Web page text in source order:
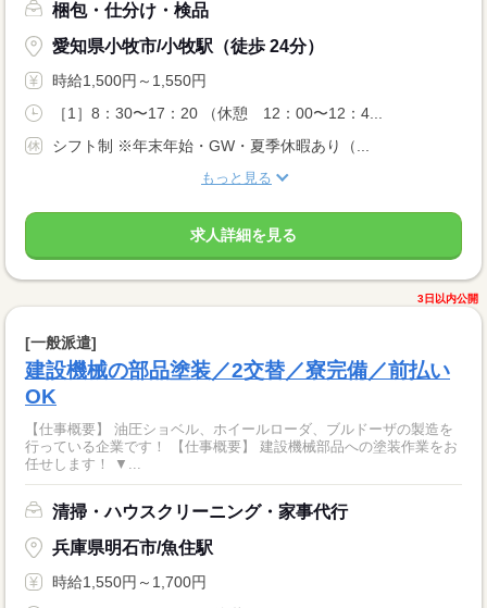
梱包・仕分け・検品
愛知県小牧市/小牧駅（徒歩 24分）
時給1,500円～1,550円
［1］8：30〜17：20 （休憩 12：00〜12：4...
シフト制 ※年末年始・GW・夏季休暇あり（...
もっと見る
求人詳細を見る
3日以内公開
[一般派遣]
建設機械の部品塗装／2交替／寮完備／前払い
OK
【仕事概要】 油圧ショベル、ホイールローダ、ブルドーザの製造を
行っている企業です！ 【仕事概要】 建設機械部品への塗装作業をお
任せします！ ▼...
清掃・ハウスクリーニング・家事代行
兵庫県明石市/魚住駅
時給1,550円～1,700円